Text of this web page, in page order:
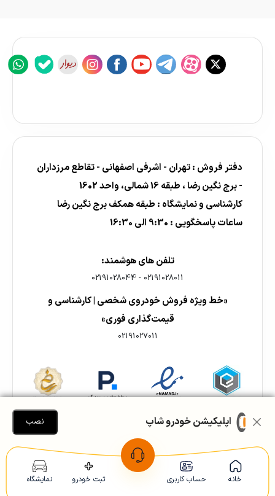
خانه حساب کاربری ثبت خودرو نمایشگاه
دفتر فروش : تهران - اشرفی اصفهانی - تقاطع مرزداران
- برج نگین رضا ، طبقه 16 شمالی، واحد 1602
کارشناسی و نمایشگاه : طبقه همکف برج نگین رضا
ساعات پاسخگویی : 9:30 الی 16:30
تلفن های هوشمند:
02191028011
-
02191028044
«خط ویژه فروش خودروی شخصی | کارشناسی و
قیمت‌گذاری فوری»
02191027011
اپلیکیشن خودرو شاپ نصب